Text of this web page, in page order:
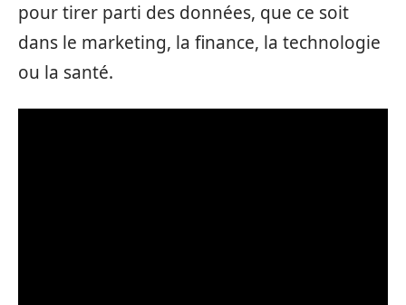
pour tirer parti des données, que ce soit
dans le marketing, la finance, la technologie
ou la santé.